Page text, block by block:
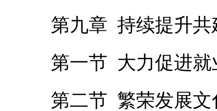
第九章 持续提升共
第一节 大力促进就
第二节 繁荣发展文